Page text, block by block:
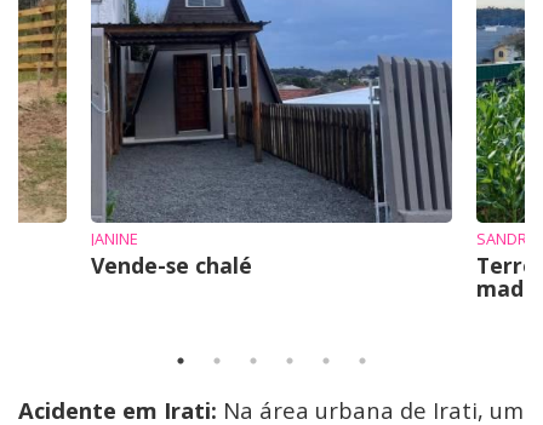
JANINE
Vende-se chalé
mad
Acidente em Irati: Na área urbana de Irati, um